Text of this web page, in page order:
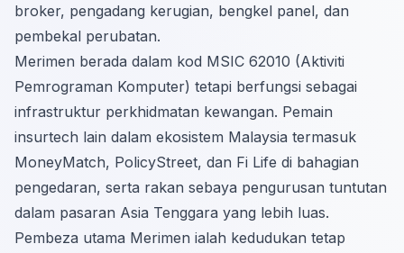
broker, pengadang kerugian, bengkel panel, dan
pembekal perubatan.
Merimen berada dalam kod MSIC 62010 (Aktiviti
Pemrograman Komputer) tetapi berfungsi sebagai
infrastruktur perkhidmatan kewangan. Pemain
insurtech lain dalam ekosistem Malaysia termasuk
MoneyMatch, PolicyStreet, dan Fi Life di bahagian
pengedaran, serta rakan sebaya pengurusan tuntutan
dalam pasaran Asia Tenggara yang lebih luas.
Pembeza utama Merimen ialah kedudukan tetap